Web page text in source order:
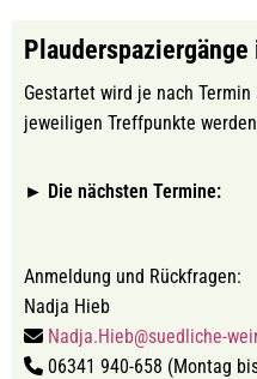
Gestartet wird je nach
jeweiligen Treffpunkte
► Die nächsten Termine:
Anmeldung und Rückfragen:
Nadja Hieb
Nadja.Hieb@suedliche-
06341 940-658 (Montag